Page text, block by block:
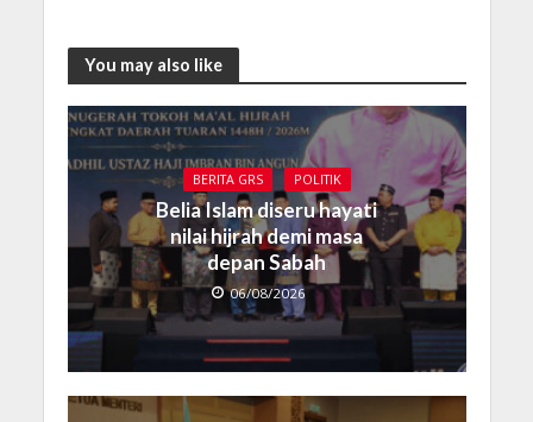
You may also like
BERITA GRS POLITIK
Belia Islam diseru hayati
nilai hijrah demi masa
depan Sabah
06/08/2026